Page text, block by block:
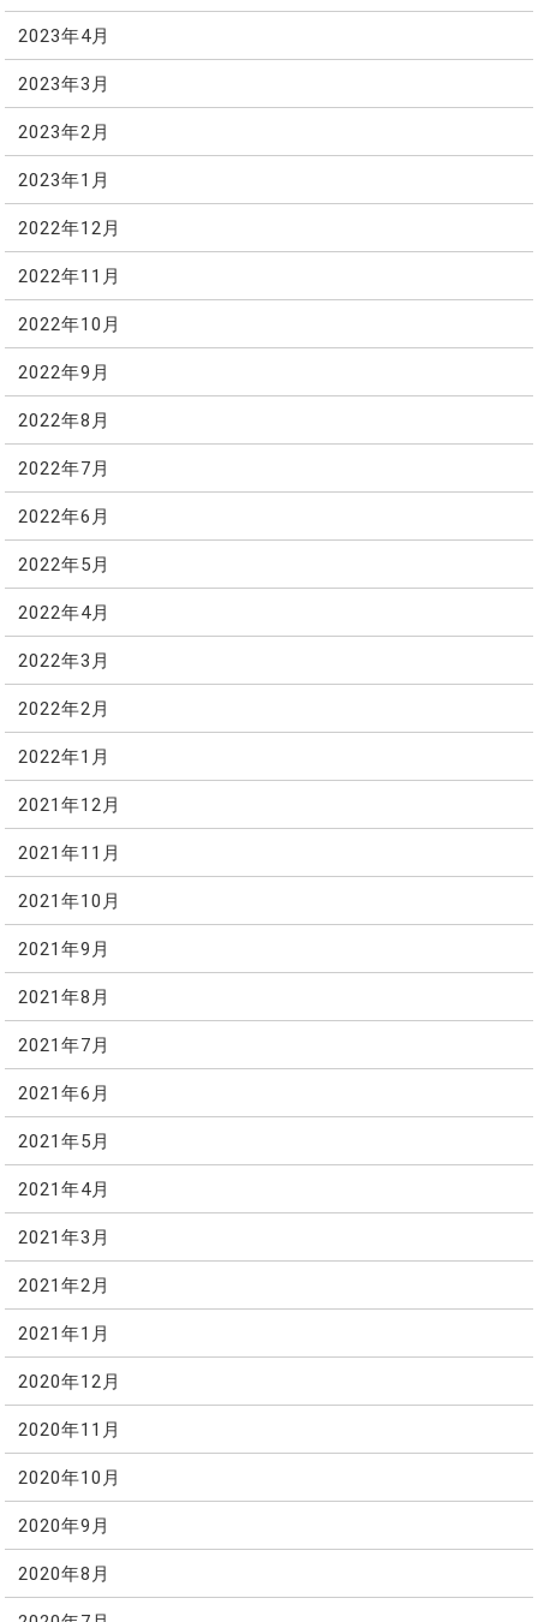
2023年4月
2023年3月
2023年2月
2023年1月
2022年12月
2022年11月
2022年10月
2022年9月
2022年8月
2022年7月
2022年6月
2022年5月
2022年4月
2022年3月
2022年2月
2022年1月
2021年12月
2021年11月
2021年10月
2021年9月
2021年8月
2021年7月
2021年6月
2021年5月
2021年4月
2021年3月
2021年2月
2021年1月
2020年12月
2020年11月
2020年10月
2020年9月
2020年8月